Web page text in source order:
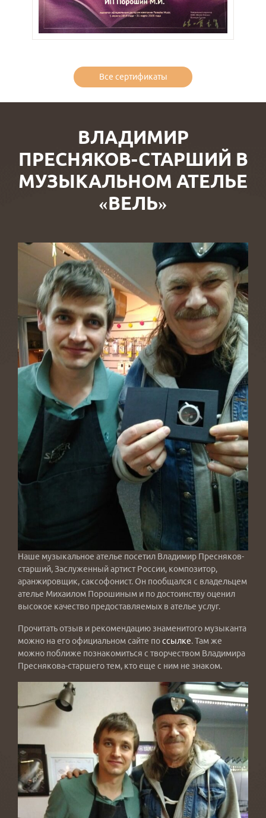
Все сертификаты
ВЛАДИМИР
ПРЕСНЯКОВ-СТАРШИЙ В
МУЗЫКАЛЬНОМ АТЕЛЬЕ
«ВЕЛЬ»
Наше музыкальное ателье посетил Владимир Пресняков-
старший, Заслуженный артист России, композитор,
аранжировщик, саксофонист. Он пообщался с владельцем
ателье Михаилом Порошиным и по достоинству оценил
высокое качество предоставляемых в ателье услуг.
Прочитать отзыв и рекомендацию знаменитого музыканта
можно на его официальном сайте поссылке. Там же
можно поближе познакомиться с творчеством Владимира
Преснякова-старшего тем, кто еще с ним не знаком.